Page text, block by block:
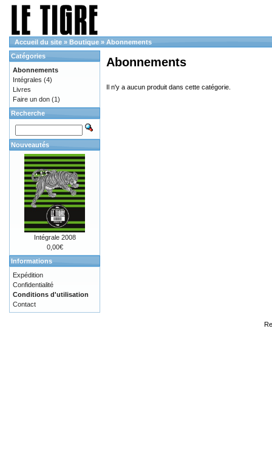
Accueil du site » Boutique » Abonnements
Abonnements
Il n'y a aucun produit dans cette catégorie.
Catégories
Abonnements
Intégrales (4)
Livres
Faire un don (1)
Recherche
Nouveautés
Intégrale 2008
0,00€
Informations
Expédition
Confidentialité
Conditions d'utilisation
Contact